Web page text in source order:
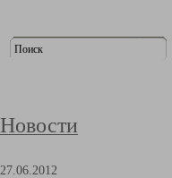
Новости
27.06.2012